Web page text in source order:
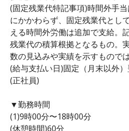
(固定残業代特記事項)時間外手
にかかわらず、固定残業代とし
える時間外労働は追加で支給。
残業代の積算根拠となるもの。
数の見込みや実績を示すものでは
(給与支払い日)固定（月末以外
(正社員)
▼勤務時間
(1)9時00分〜18時00分
(休憩時間)60分